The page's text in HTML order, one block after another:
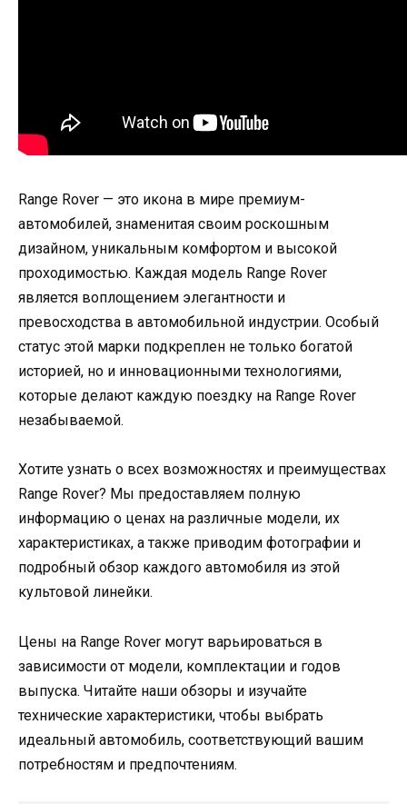
Range Rover — это икона в мире премиум-
автомобилей, знаменитая своим роскошным
дизайном, уникальным комфортом и высокой
проходимостью. Каждая модель Range Rover
является воплощением элегантности и
превосходства в автомобильной индустрии. Особый
статус этой марки подкреплен не только богатой
историей, но и инновационными технологиями,
которые делают каждую поездку на Range Rover
незабываемой.
Хотите узнать о всех возможностях и преимуществах
Range Rover? Мы предоставляем полную
информацию о ценах на различные модели, их
характеристиках, а также приводим фотографии и
подробный обзор каждого автомобиля из этой
культовой линейки.
Цены на Range Rover могут варьироваться в
зависимости от модели, комплектации и годов
выпуска. Читайте наши обзоры и изучайте
технические характеристики, чтобы выбрать
идеальный автомобиль, соответствующий вашим
потребностям и предпочтениям.